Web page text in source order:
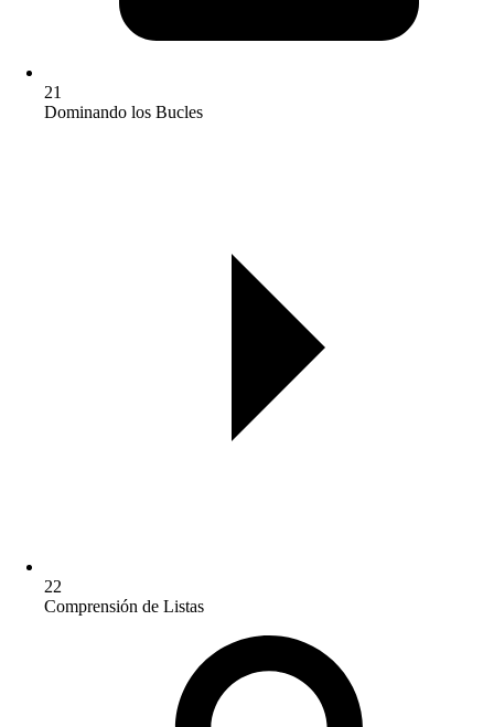
21
Dominando los Bucles
22
Comprensión de Listas